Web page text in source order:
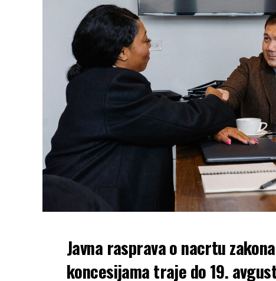
Javna rasprava o nacrtu
koncesijama traje do 19.